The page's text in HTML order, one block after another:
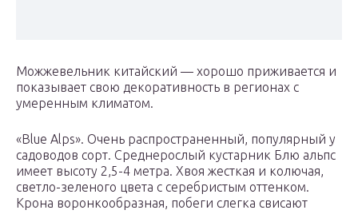
Можжевельник китайский — хорошо приживается и
показывает свою декоративность в регионах с
умеренным климатом.
«Blue Alps». Очень распространенный, популярный у
садоводов сорт. Среднерослый кустарник Блю альпс
имеет высоту 2,5-4 метра. Хвоя жесткая и колючая,
светло-зеленого цвета с серебристым оттенком.
Крона воронкообразная, побеги слегка свисают